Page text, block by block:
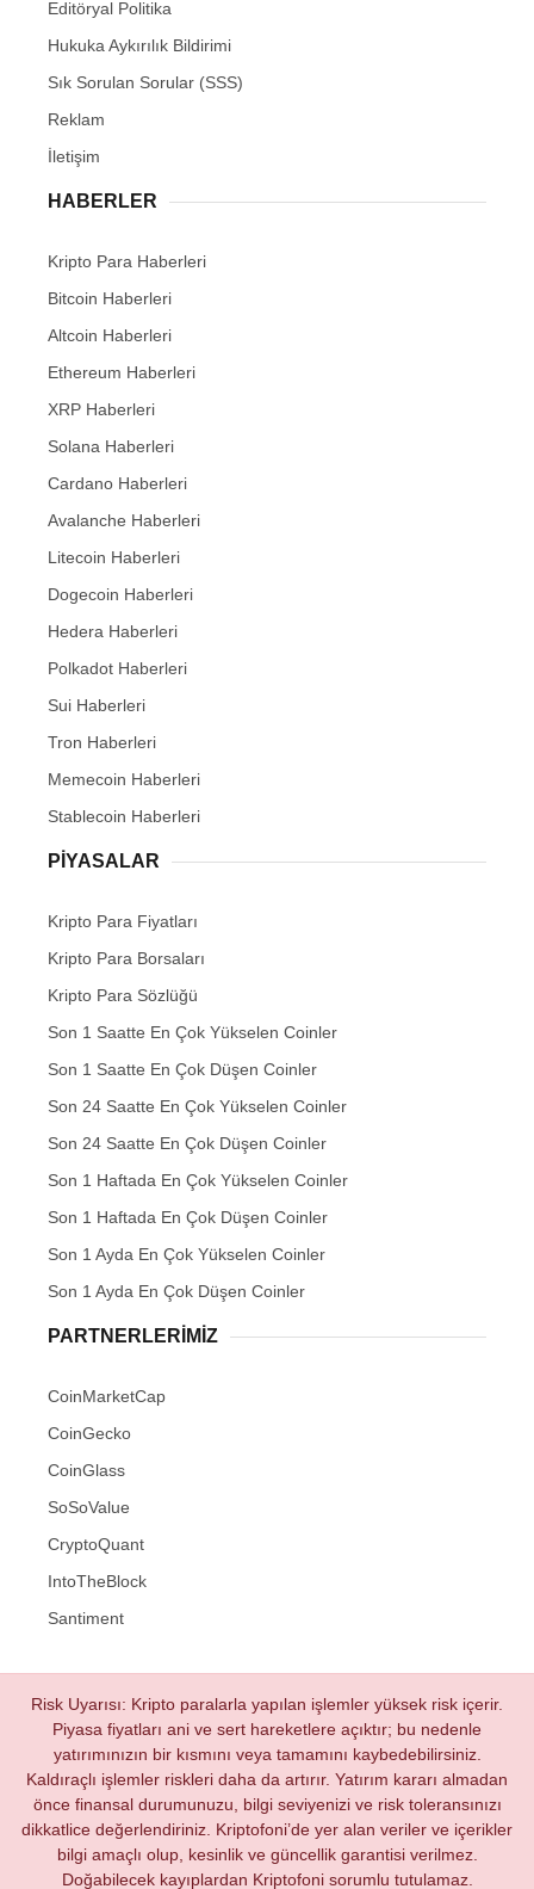
Editöryal Politika
Hukuka Aykırılık Bildirimi
Sık Sorulan Sorular (SSS)
Reklam
İletişim
HABERLER
Kripto Para Haberleri
Bitcoin Haberleri
Altcoin Haberleri
Ethereum Haberleri
XRP Haberleri
Solana Haberleri
Cardano Haberleri
Avalanche Haberleri
Litecoin Haberleri
Dogecoin Haberleri
Hedera Haberleri
Polkadot Haberleri
Sui Haberleri
Tron Haberleri
Memecoin Haberleri
Stablecoin Haberleri
PIYASALAR
Kripto Para Fiyatları
Kripto Para Borsaları
Kripto Para Sözlüğü
Son 1 Saatte En Çok Yükselen Coinler
Son 1 Saatte En Çok Düşen Coinler
Son 24 Saatte En Çok Yükselen Coinler
Son 24 Saatte En Çok Düşen Coinler
Son 1 Haftada En Çok Yükselen Coinler
Son 1 Haftada En Çok Düşen Coinler
Son 1 Ayda En Çok Yükselen Coinler
Son 1 Ayda En Çok Düşen Coinler
PARTNERLERIMIZ
CoinMarketCap
CoinGecko
CoinGlass
SoSoValue
CryptoQuant
IntoTheBlock
Santiment
Risk Uyarısı: Kripto paralarla yapılan işlemler yüksek risk içerir.
Piyasa fiyatları ani ve sert hareketlere açıktır; bu nedenle
yatırımınızın bir kısmını veya tamamını kaybedebilirsiniz.
Kaldıraçlı işlemler riskleri daha da artırır. Yatırım kararı almadan
önce finansal durumunuzu, bilgi seviyenizi ve risk toleransınızı
dikkatlice değerlendiriniz. Kriptofoni’de yer alan veriler ve içerikler
bilgi amaçlı olup, kesinlik ve güncellik garantisi verilmez.
Doğabilecek kayıplardan Kriptofoni sorumlu tutulamaz.